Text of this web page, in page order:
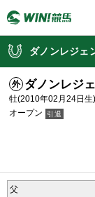
ダノンレジェ
ダノンレジ
牡(2010年02月24日生
オープン
父